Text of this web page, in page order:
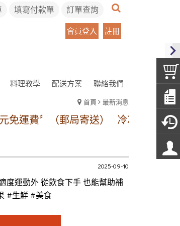
填寫付款單 訂單查詢
會員登入 註冊
料理教學 配送方案 聯絡我們
首頁 最新消息
（郵局寄送） 冷凍宅配方案:【本島
2025-09-10
度運動外 從飲食下手 也能幫助補
#生鮮 #美食